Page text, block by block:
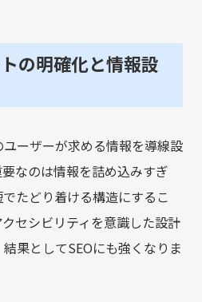
の明確化と情報設
ーザーが求める情報を導線設
なのは情報を詰め込みすぎ
たどり着ける構造にするこ
セシビリティを意識した設計
果としてSEOにも強くなりま